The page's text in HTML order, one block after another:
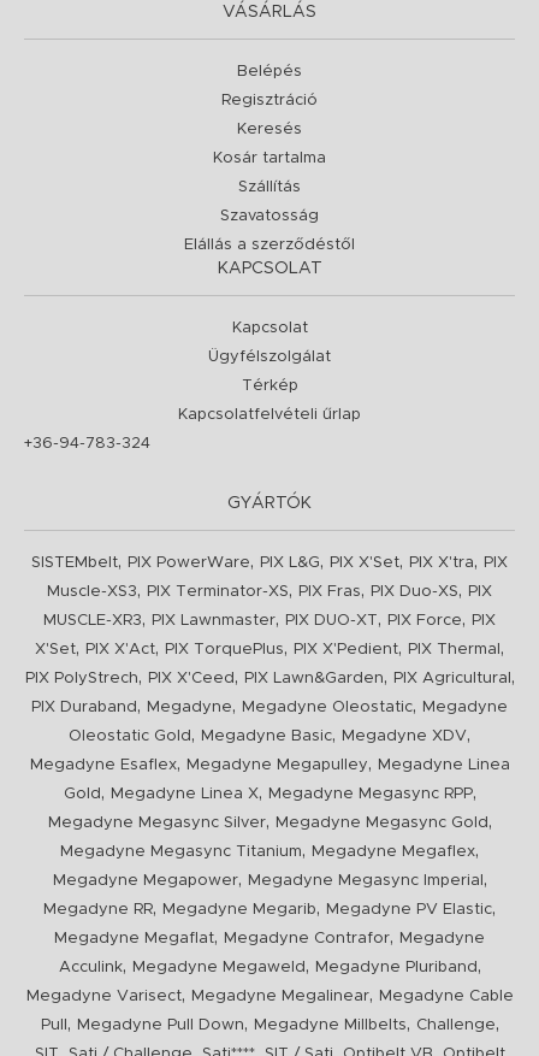
VÁSÁRLÁS
Belépés
Regisztráció
Keresés
Kosár tartalma
Szállítás
Szavatosság
Elállás a szerződéstől
KAPCSOLAT
Kapcsolat
Ügyfélszolgálat
Térkép
Kapcsolatfelvételi űrlap
+36-94-783-324
GYÁRTÓK
SISTEMbelt, PIX PowerWare, PIX L&G, PIX X'Set, PIX X'tra,
PIX
Muscle-XS3, PIX Terminator-XS, PIX Fras, PIX Duo-XS,
PIX
MUSCLE-XR3, PIX Lawnmaster, PIX DUO-XT, PIX Force,
PIX
X'Set, PIX X'Act, PIX TorquePlus, PIX X'Pedient, PIX Thermal ,
PIX PolyStrech, PIX X'Ceed , PIX Lawn&Garden, PIX Agricultural ,
PIX Duraband , Megadyne, Megadyne Oleostatic,
Megadyne
Oleostatic Gold , Megadyne Basic, Megadyne XDV,
Megadyne Esaflex, Megadyne Megapulley,
Megadyne Linea
Gold , Megadyne Linea X, Megadyne Megasync RPP,
Megadyne Megasync Silver, Megadyne Megasync Gold ,
Megadyne Megasync Titanium, Megadyne Megaflex,
Megadyne Megapower, Megadyne Megasync Imperial ,
Megadyne RR, Megadyne Megarib, Megadyne PV Elastic,
Megadyne Megaflat, Megadyne Contrafor,
Megadyne
Acculink, Megadyne Megaweld , Megadyne Pluriband ,
Megadyne Varisect, Megadyne Megalinear,
Megadyne Cable
Pull
, Megadyne Pull Down, Megadyne Millbelts, Challenge,
,